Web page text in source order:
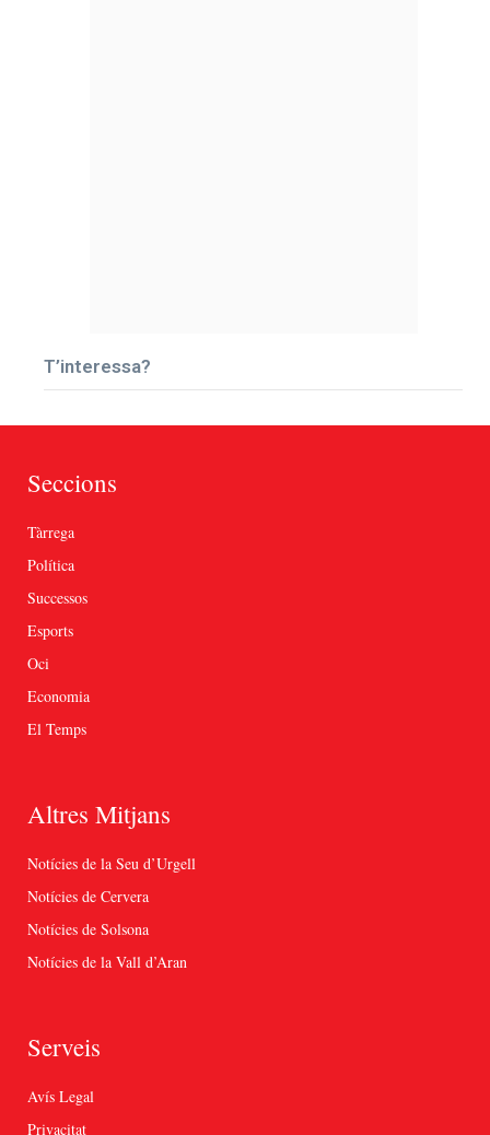
T’interessa?
Seccions
Tàrrega
Política
Successos
Esports
Oci
Economia
El Temps
Altres Mitjans
Notícies de la Seu d’Urgell
Notícies de Cervera
Notícies de Solsona
Notícies de la Vall d’Aran
Serveis
Avís Legal
Privacitat